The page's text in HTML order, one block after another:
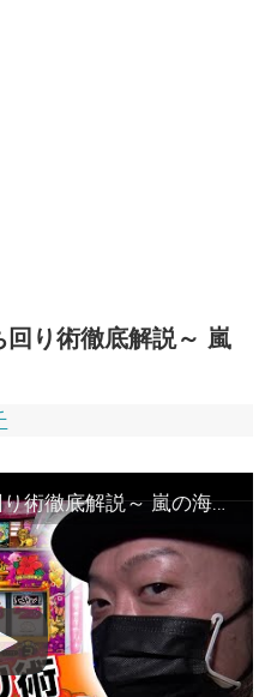
回り術徹底解説～ 嵐
【沖ドキ！DUO】～立ち回り術徹底解説～ 嵐の海千山千#15《嵐》[必勝本WEB-TV][パチスロ][スロット]